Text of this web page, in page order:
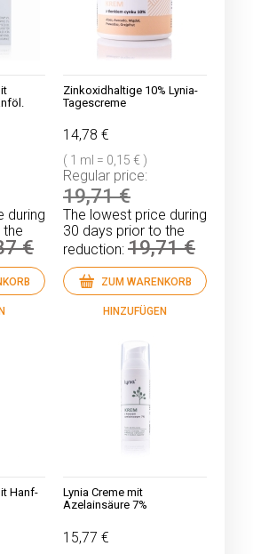
during
€
Zinkoxidhaltige 10% Lynia-
Tagescreme
14,78 €
( 1 ml = 0,15 € )
Regular price:
19,71 €
The lowest price during
30 days prior to the
reduction: 19,71 €
ZUM WARENKORB
HINZUFÜGEN
Hanf-
Lynia Creme mit
Azelainsäure 7%
15,77 €